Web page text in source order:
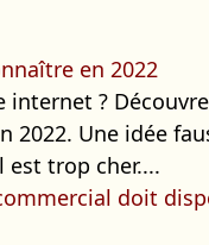
en 2022
?
Une idée
trop cher....
doit